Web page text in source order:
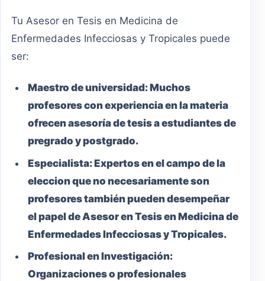
Tu Asesor en Tesis en Medicina de
Enfermedades Infecciosas y Tropicales puede
ser:
Maestrode universidad:Muchos
profesores con experiencia en la materia
ofrecen asesoría de tesis a estudiantes de
pregrado y postgrado.
Especialista:Expertos en el campo de la
eleccion que no necesariamente son
profesores también pueden desempeñar
el papel de Asesor en Tesis en Medicina de
Enfermedades Infecciosas y Tropicales.
Profesional en Investigación:
Organizaciones o profesionales